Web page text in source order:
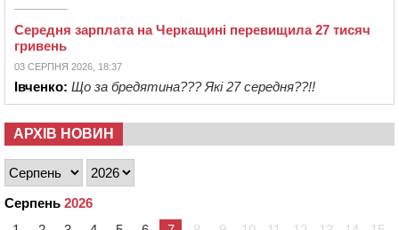
Середня зарплата на Черкащині перевищила 27 тисяч
гривень
03 СЕРПНЯ 2026, 18:37
Івченко: Що за бредятина??? Які 27 середня??!!
АРХІВ НОВИН
Серпень 2026